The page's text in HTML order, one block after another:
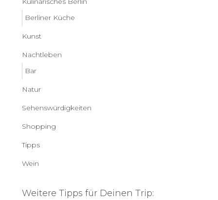
Berliner Küche
Kunst
Nachtleben
Bar
Natur
Sehenswürdigkeiten
Shopping
Tipps
Wein
Weitere Tipps für Deinen Trip: